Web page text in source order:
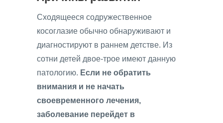
Сходящееся содружественное
косоглазие обычно обнаруживают и
диагностируют в раннем детстве. Из
сотни детей двое-трое имеют данную
патологию. Если не обратить
внимания и не начать
своевременного лечения,
заболевание перейдет в